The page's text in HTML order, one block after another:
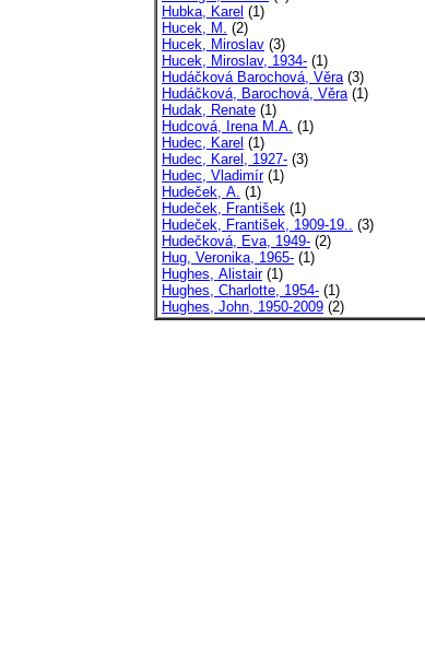
Hubka, Karel (1)
Hucek, M. (2)
Hucek, Miroslav (3)
Hucek, Miroslav, 1934- (1)
Hudáčková Barochová, Věra(3)
Hudáčková, Barochová, Věra(1)
Hudak, Renate (1)
Hudcová, Irena M.A. (1)
Hudec, Karel (1)
Hudec, Karel, 1927- (3)
Hudec, Vladimír(1)
Hudeček, A. (1)
Hudeček, František (1)
Hudeček, František, 1909-19.. (3)
Hudečková, Eva, 1949- (2)
Hug, Veronika, 1965- (1)
Hughes, Alistair(1)
Hughes, Charlotte, 1954- (1)
Hughes, John, 1950-2009 (2)